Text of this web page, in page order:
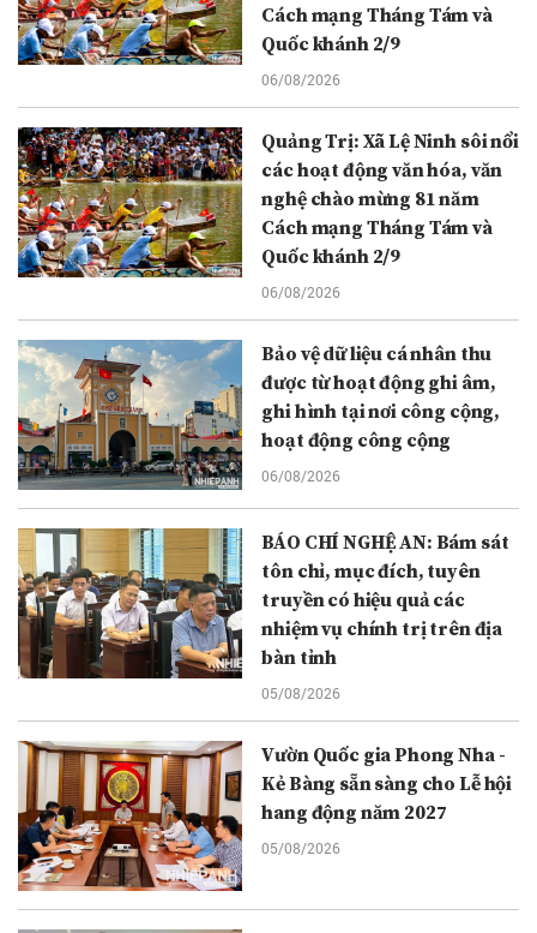
Cách mạng Tháng Tám và
Quốc khánh 2/9
06/08/2026
Quảng Trị: Xã Lệ Ninh sôi nổi
các hoạt động văn hóa, văn
nghệ chào mừng 81 năm
Cách mạng Tháng Tám và
Quốc khánh 2/9
06/08/2026
Bảo vệ dữ liệu cá nhân thu
được từ hoạt động ghi âm,
ghi hình tại nơi công cộng,
hoạt động công cộng
06/08/2026
BÁO CHÍ NGHỆ AN: Bám sát
tôn chỉ, mục đích, tuyên
truyền có hiệu quả các
nhiệm vụ chính trị trên địa
bàn tỉnh
05/08/2026
Vườn Quốc gia Phong Nha -
Kẻ Bàng sẵn sàng cho Lễ hội
hang động năm 2027
05/08/2026